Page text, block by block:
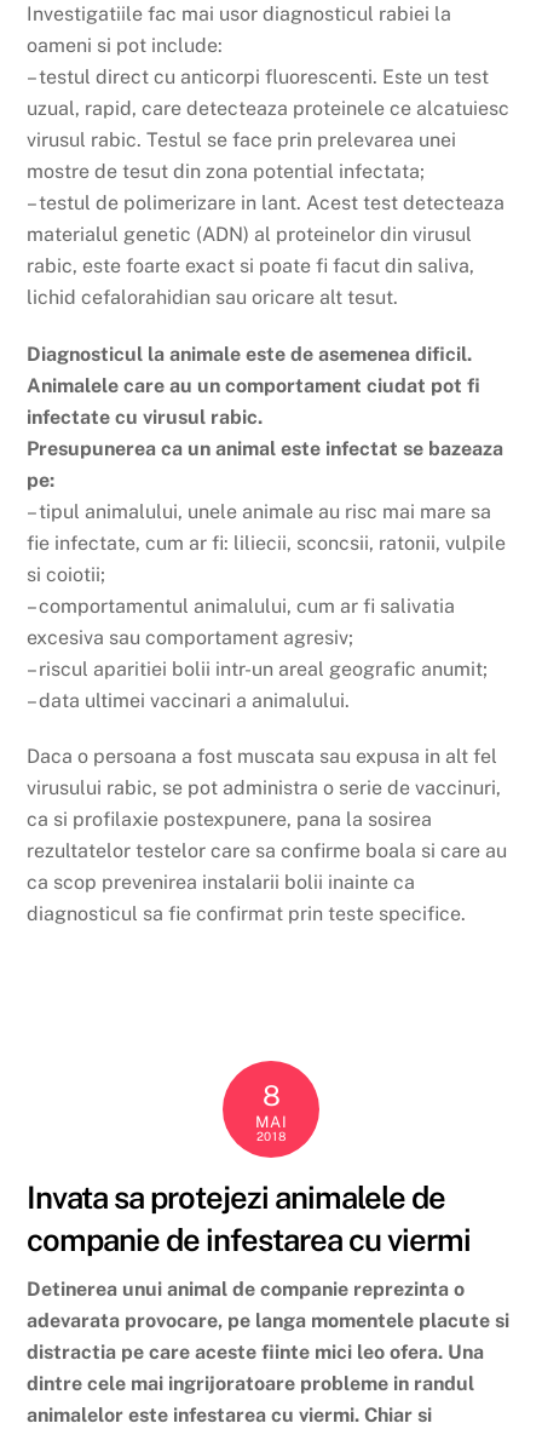
Investigatiile fac mai usor diagnosticul rabiei la
oameni si pot include:
– testul direct cu anticorpi fluorescenti. Este un test
uzual, rapid, care detecteaza proteinele ce alcatuiesc
virusul rabic. Testul se face prin prelevarea unei
mostre de tesut din zona potential infectata;
– testul de polimerizare in lant. Acest test detecteaza
materialul genetic (ADN) al proteinelor din virusul
rabic, este foarte exact si poate fi facut din saliva,
lichid cefalorahidian sau oricare alt tesut.
Diagnosticul la animale este de asemenea dificil.
Animalele care au un comportament ciudat pot fi
infectate cu virusul rabic.
Presupunerea ca un animal este infectat se bazeaza
pe:
– tipul animalului, unele animale au risc mai mare sa
fie infectate, cum ar fi: liliecii, sconcsii, ratonii, vulpile
si coiotii;
– comportamentul animalului, cum ar fi salivatia
excesiva sau comportament agresiv;
– riscul aparitiei bolii intr-un areal geografic anumit;
– data ultimei vaccinari a animalului.
Daca o persoana a fost muscata sau expusa in alt fel
virusului rabic, se pot administra o serie de vaccinuri,
ca si profilaxie postexpunere, pana la sosirea
rezultatelor testelor care sa confirme boala si care au
ca scop prevenirea instalarii bolii inainte ca
diagnosticul sa fie confirmat prin teste specifice.
8
MAI
2018
Invata sa protejezi animalele de
companie de infestarea cu viermi
Detinerea unui animal de companie reprezinta o
adevarata provocare, pe langa momentele placute si
distractia pe care aceste fiinte mici leo ofera. Una
dintre cele mai ingrijoratoare probleme in randul
animalelor este infestarea cu viermi. Chiar si